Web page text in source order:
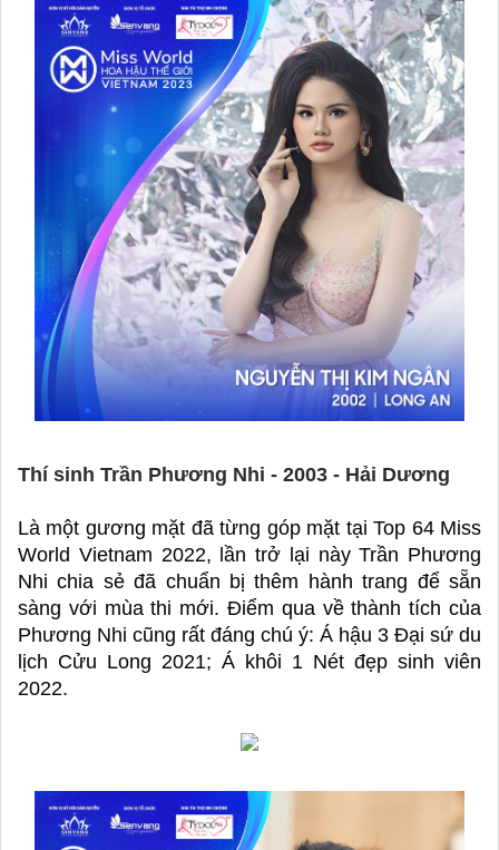
Thí sinh Trần Phương Nhi - 2003 - Hải Dương
Là một gương mặt đã từng góp mặt tại Top 64 Miss
World Vietnam 2022, lần trở lại này Trần Phương
Nhi chia sẻ đã chuẩn bị thêm hành trang để sẵn
sàng với mùa thi mới. Điểm qua về thành tích của
Phương Nhi cũng rất đáng chú ý: Á hậu 3 Đại sứ du
lịch Cửu Long 2021; Á khôi 1 Nét đẹp sinh viên
2022.